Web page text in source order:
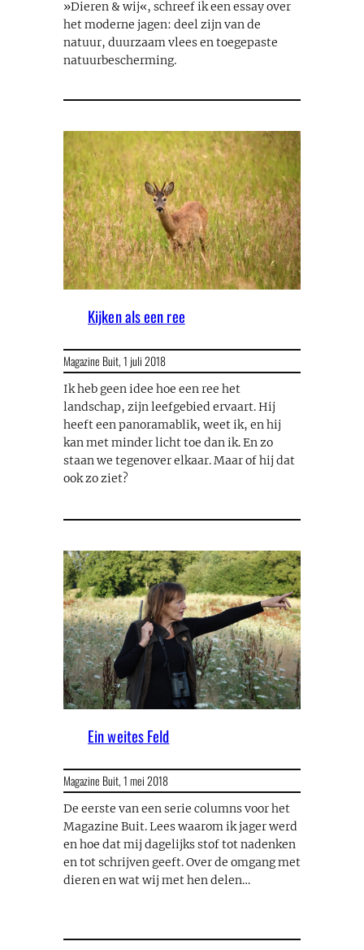
»Dieren & wij«, schreef ik een essay over
het moderne jagen: deel zijn van de
natuur, duurzaam vlees en toegepaste
natuurbescherming.
Kijken als een ree
Magazine Buit,1 juli 2018
Ik heb geen idee hoe een ree het
landschap, zijn leefgebied ervaart. Hij
heeft een panoramablik, weet ik, en hij
kan met minder licht toe dan ik. En zo
staan we tegenover elkaar. Maar of hij dat
ook zo ziet?
Ein weites Feld
Magazine Buit,1 mei 2018
De eerste van een serie columns voor het
Magazine Buit. Lees waarom ik jager werd
en hoe dat mij dagelijks stof tot nadenken
en tot schrijven geeft. Over de omgang met
dieren en wat wij met hen delen…